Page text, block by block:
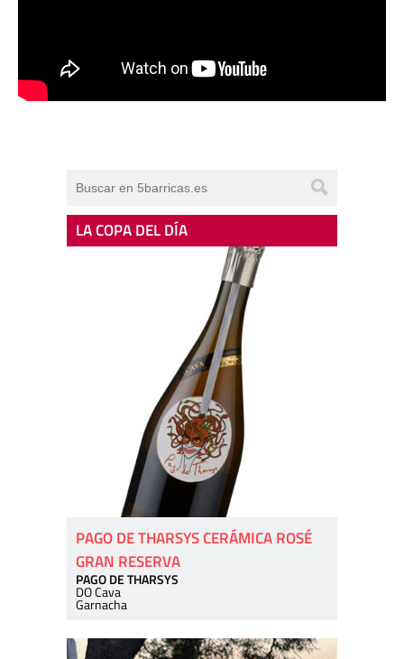
LA COPA DEL DÍA
PAGO DE THARSYS CERÁMICA ROSÉ
GRAN RESERVA
PAGO DE THARSYS
DO Cava
Garnacha